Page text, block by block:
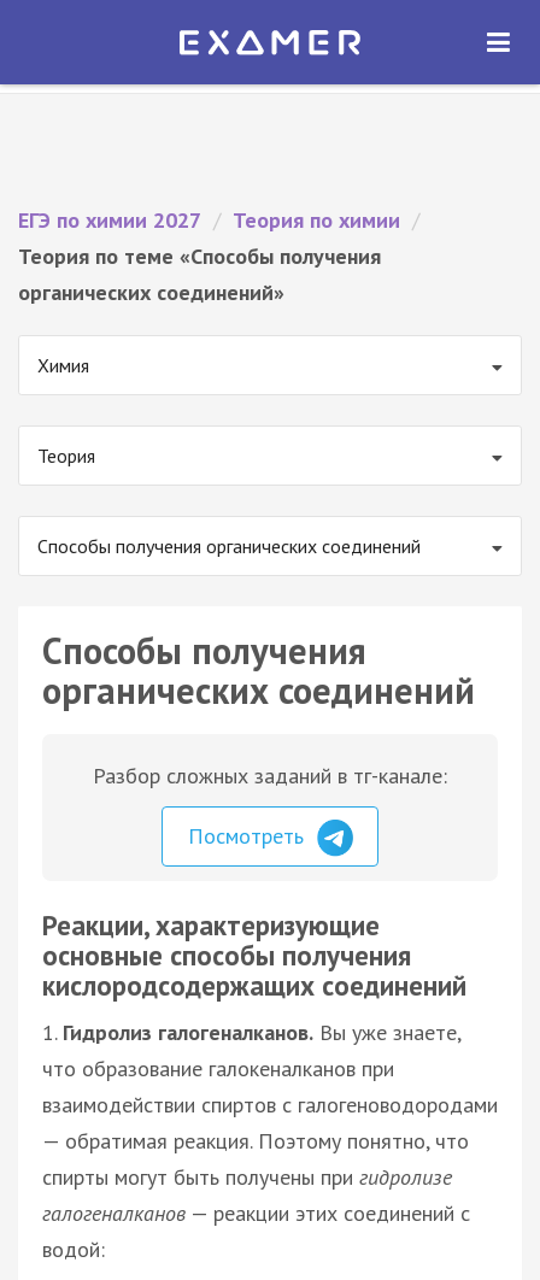
Экзамер — ЕГЭ 2027
ОТКРЫТЬ
ЕГЭ по химии 2027 / Теория по химии /
Теория по теме «Способы получения
органических соединений»
Химия
Теория
Способы получения органических соединений
Способы получения
органических соединений
Разбор сложных заданий в тг-канале:
Посмотреть
Реакции, характеризующие
основные способы получения
кислородсодержащих соединений
1. Гидролиз галогеналканов. Вы уже знаете,
что образование галокеналканов при
взаимодействии спиртов с галогеноводородами
— обратимая реакция. Поэтому понятно, что
спирты могут быть получены при гидролизе
галогеналканов — реакции этих соединений с
водой: